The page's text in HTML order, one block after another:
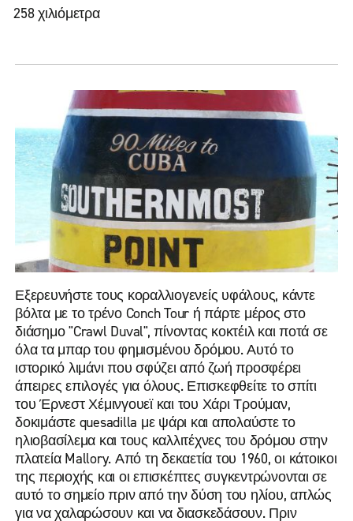
258 χιλιόμετρα
Εξερευνήστε τους κοραλλιογενείς υφάλους, κάντε
βόλτα με το τρένο Conch Tour ή πάρτε μέρος στο
διάσημο "Crawl Duval", πίνοντας κοκτέιλ και ποτά σε
όλα τα μπαρ του φημισμένου δρόμου. Αυτό το
ιστορικό λιμάνι που σφύζει από ζωή προσφέρει
άπειρες επιλογές για όλους. Επισκεφθείτε το σπίτι
του Έρνεστ Χέμινγουεϊ και του Χάρι Τρούμαν,
δοκιμάστε quesadilla με ψάρι και απολαύστε το
ηλιοβασίλεμα και τους καλλιτέχνες του δρόμου στην
πλατεία Mallory. Από τη δεκαετία του 1960, οι κάτοικοι
της περιοχής και οι επισκέπτες συγκεντρώνονται σε
αυτό το σημείο πριν από την δύση του ηλίου, απλώς
για να χαλαρώσουν και να διασκεδάσουν. Πριν